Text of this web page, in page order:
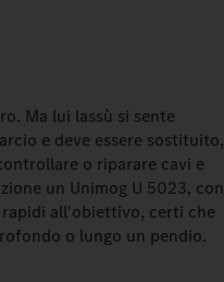
Ma lui lassù si sente
e deve essere sostituito,
o riparare cavi e
un Unimog U 5023, con
all'obiettivo, certi che
o lungo un pendio.